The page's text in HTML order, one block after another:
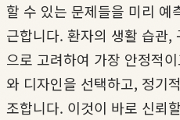
할 수 있는 문제들을 미리 예
근합니다. 환자의 생활 습관,
으로 고려하여 가장 안정적
와 디자인을 선택하고, 정기
조합니다. 이것이 바로 신뢰